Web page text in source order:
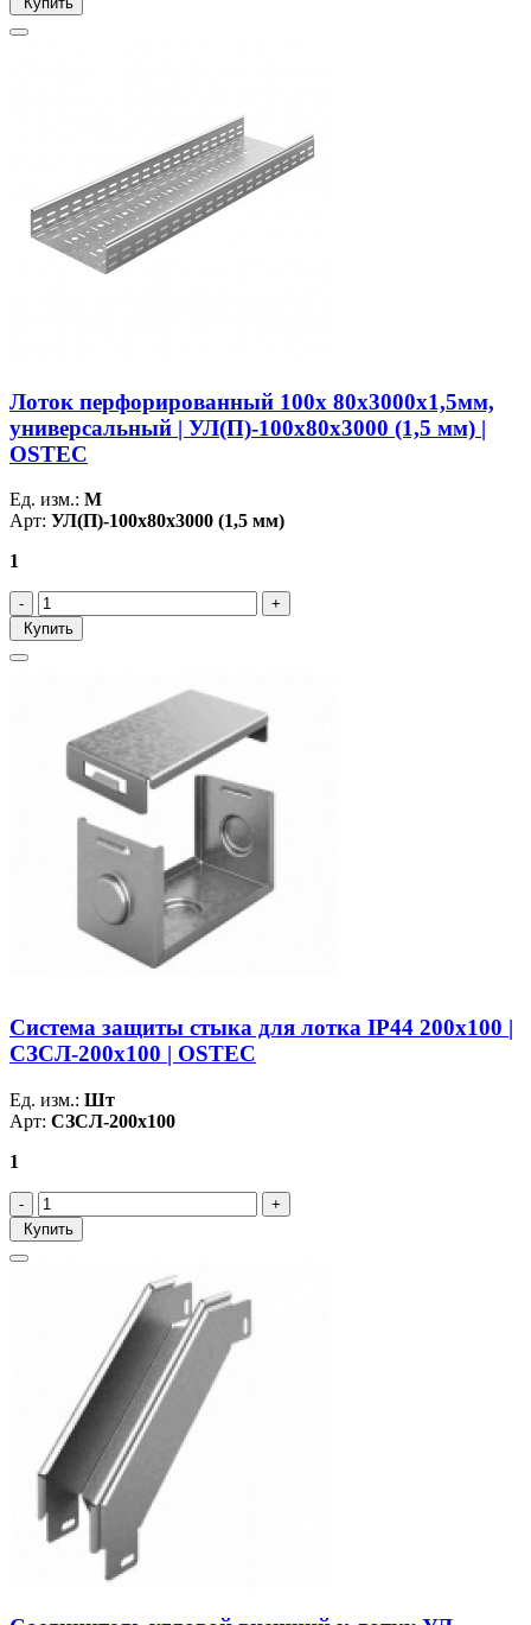
Лоток перфорированный 100х 80х3000х1,5мм,
универсальный | УЛ(П)-100х80х3000 (1,5 мм) |
OSTEC
Ед. изм.: М
Арт: УЛ(П)-100х80х3000 (1,5 мм)
1
Купить
Система защиты стыка для лотка IP44 200х100 |
СЗСЛ-200х100 | OSTEC
Ед. изм.: Шт
Арт: СЗСЛ-200х100
1
Купить